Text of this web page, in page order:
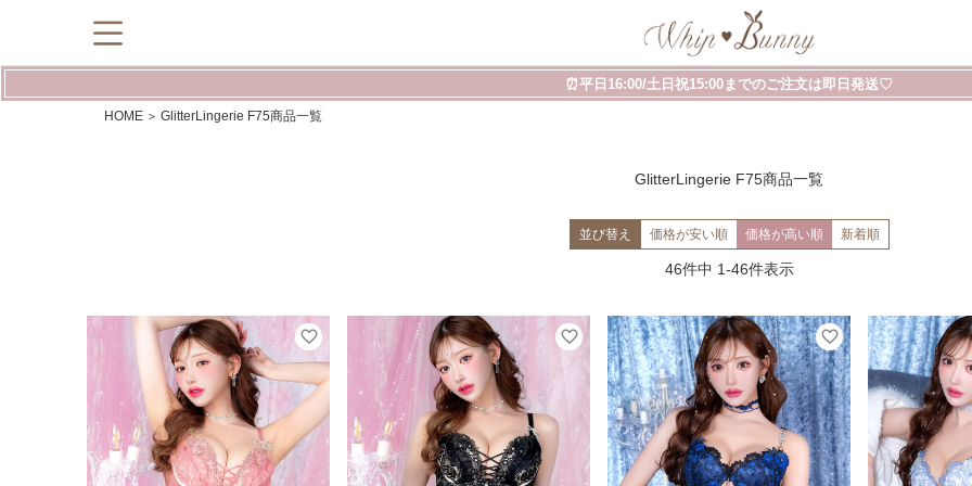
⏰平日16:00/土日祝15:00までのご注文は即日発送♡
HOME GlitterLingerie F75商品一覧
GlitterLingerie F75商品一覧
並び替え 価格が安い順 価格が高い順 新着順
46件中 1-46件表示